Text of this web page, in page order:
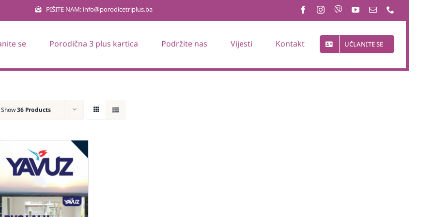
PIŠITE NAM: info@porodicetriplus.ba
se Porodična 3 plus kartica Podržite nas Vijesti Kontakt UČLANITE SE
Show36 Products